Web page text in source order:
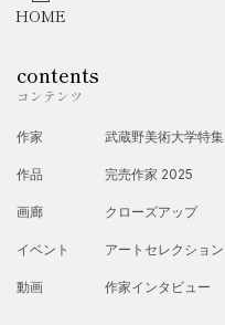
HOME
contents
コンテンツ
作家
作品
画廊
イベント
動画
武蔵野美術大学特集
完売作家 2025
クローズアップ
アートセレクション
作家インタビュー